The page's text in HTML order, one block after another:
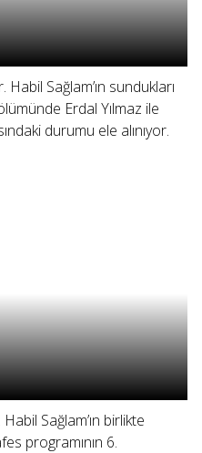
Sağlam’ın sundukları
Erdal Yılmaz ile
durumu ele alınıyor.
Sağlam’ın birlikte
programının 6.